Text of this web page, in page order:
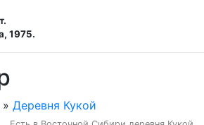
1975.
» Деревня Кукой